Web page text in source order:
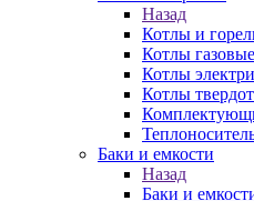
Назад
Котлы и
Котлы газовые
Котлы
Котлы
Баки и емкости
Назад
Баки и